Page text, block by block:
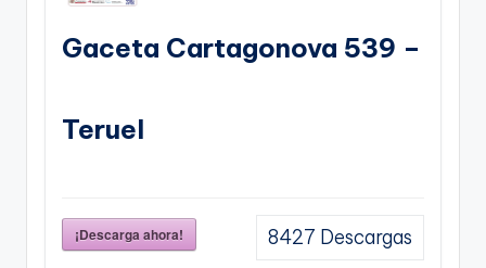
Gaceta Cartagonova 539 –
Teruel
¡Descarga ahora! 8427 Descargas